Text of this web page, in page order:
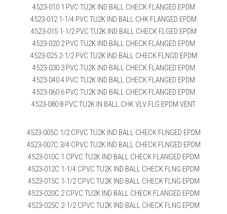
4523-010 1 PVC TU2K IND BALL CHECK FLANGED EPDM
4523-012 1-1/4 PVC TU2K IND BALL CHK FLANGED EPDM
4523-015 1-1/2 PVC TU2K IND BALL CHECK FLGED EPDM
4523-020 2 PVC TU2K IND BALL CHECK FLANGED EPDM
4523-025 2-1/2 PVC TU2K IND BALL CHECK FLNGD EPDM
4523-030 3 PVC TU2K IND BALL CHECK FLANGED EPDM
4523-040 4 PVC TU2K IND BALL CHECK FLANGED EPDM
4523-060 6 PVC TU2K IND BALL CHECK FLANGED EPDM
4523-080 8 PVC TU2K IN BALL CHK VLV FLG EPDM VENT
4523-005C 1/2 CPVC TU2K IND BALL CHECK FLNGED EPDM
4523-007C 3/4 CPVC TU2K IND BALL CHECK FLNGED EPDM
4523-010C 1 CPVC TU2K IND BALL CHECK FLANGED EPDM
4523-012C 1-1/4 CPVC TU2K IND BALL CHECK FLNG EPDM
4523-015C 1-1/2 CPVC TU2K IND BALL CHECK FLNG EPDM
4523-020C 2 CPVC TU2K IND BALL CHECK FLANGED EPDM
4523-025C 2-1/2 CPVC TU2K IND BALL CHECK FLNG EPDM